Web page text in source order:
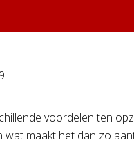
voordelen ten
wat maakt het dan zo